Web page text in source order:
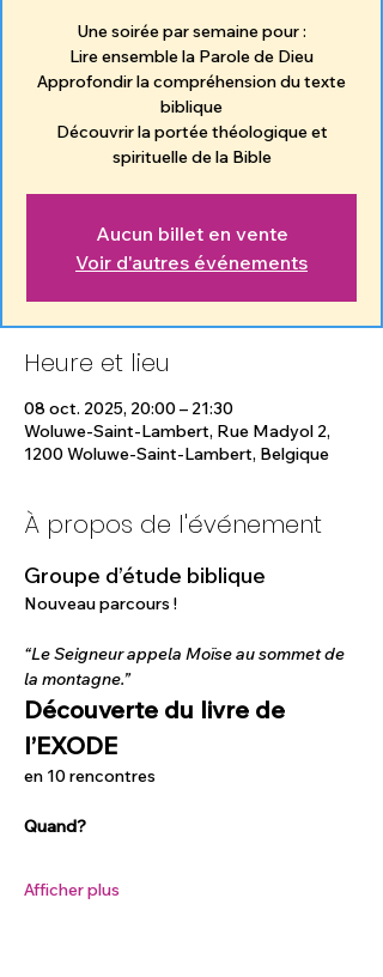
Une soirée par semaine pour :
Lire ensemble la Parole de Dieu
Approfondir la compréhension du texte
biblique
Découvrir la portée théologique et
spirituelle de la Bible
Aucun billet en vente
Voir d'autres événements
Heure et lieu
08 oct. 2025, 20:00 – 21:30
Woluwe-Saint-Lambert, Rue Madyol 2,
1200 Woluwe-Saint-Lambert, Belgique
À propos de l'événement
Groupe d’étude biblique
Nouveau parcours !
“Le Seigneur appela Moïse au sommet de
la montagne.”
Découverte du livre de
l’EXODE
en 10 rencontres
Quand?
Afficher plus